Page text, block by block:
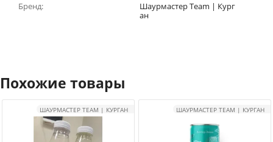
Бренд:
Шаурмастер Team | Кург
ан
Похожие товары
ШАУРМАСТЕР TEAM | КУРГАН ШАУРМАСТЕР TEAM | КУРГАН